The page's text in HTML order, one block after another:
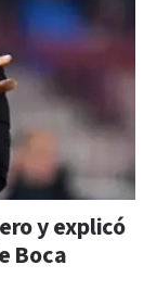
y explicó
Boca